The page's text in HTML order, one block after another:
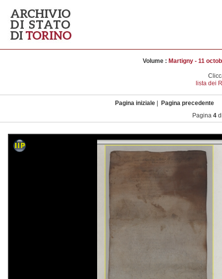
Volume : Martigny - 11
lista dei
Pagina iniziale
Pagina precedente
Pagina 4